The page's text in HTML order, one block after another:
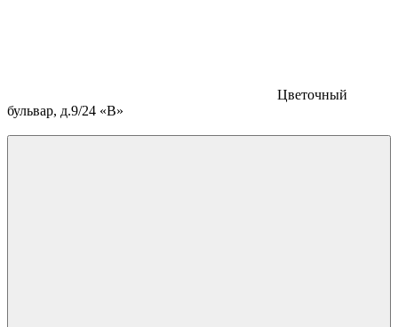
Цветочный
бульвар, д.9/24 «В»